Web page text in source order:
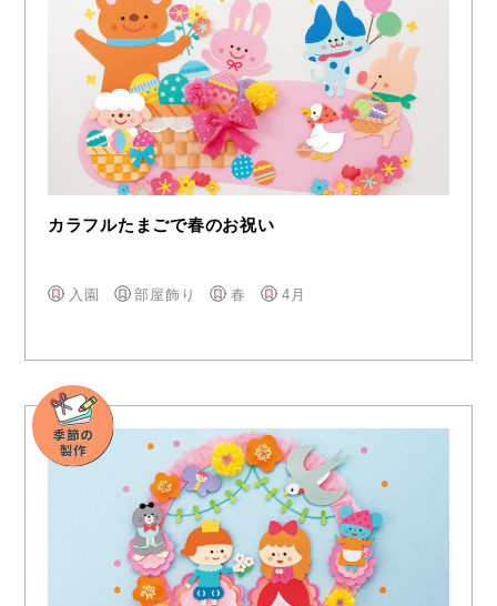
カラフルたまごで春のお祝い
入園 部屋飾り 春 4月